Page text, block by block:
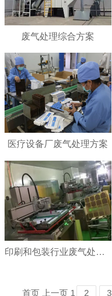
废气处理综合方案
医疗设备厂废气处理方案
印刷和包装行业废气处理方案
首页 上一页 1 2 3